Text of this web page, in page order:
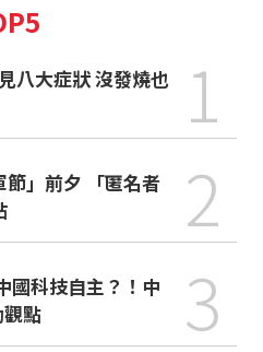
1
」前夕 「匿名者
2
點
3